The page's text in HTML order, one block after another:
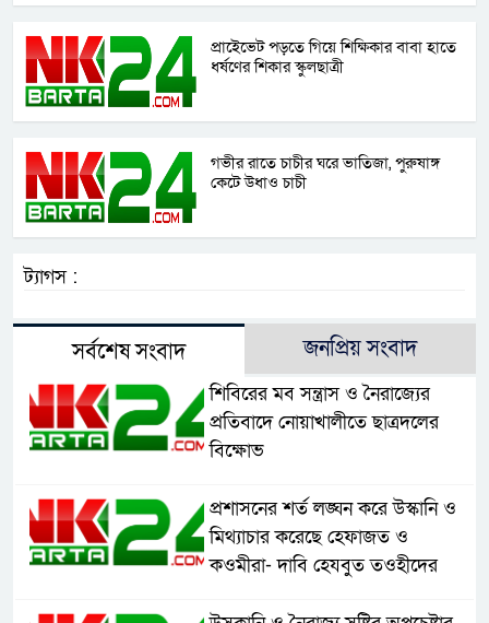
প্রাইেভেট পড়তে গিয়ে শিক্ষিকার বাবা হাতে
ধর্ষণের শিকার স্কুলছাত্রী
গভীর রাতে চাচীর ঘরে ভাতিজা, পুরুষাঙ্গ
কেটে উধাও চাচী
ট্যাগস :
সর্বশেষ সংবাদ জনপ্রিয় সংবাদ
শিবিরের মব সন্ত্রাস ও নৈরাজ্যের
প্রতিবাদে নোয়াখালীতে ছাত্রদলের
বিক্ষোভ
প্রশাসনের শর্ত লঙ্ঘন করে উস্কানি ও
মিথ্যাচার করেছে হেফাজত ও
কওমীরা- দাবি হেযবুত তওহীদের